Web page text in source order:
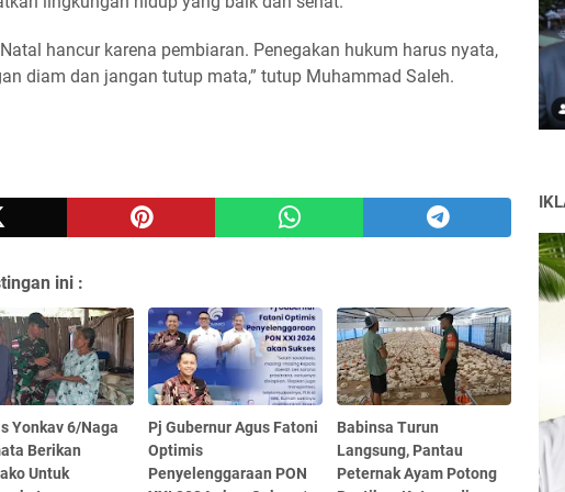
hancur karena pembiaran. Penegakan hukum harus nyata,
diam dan jangan tutup mata,” tutup Muhammad Saleh.
ini :
Yonkav 6/Naga
Berikan
Untuk
Pj Gubernur Agus Fatoni
Optimis
Penyelenggaraan PON
Babinsa Turun
Langsung, Pantau
Peternak Ayam Potong